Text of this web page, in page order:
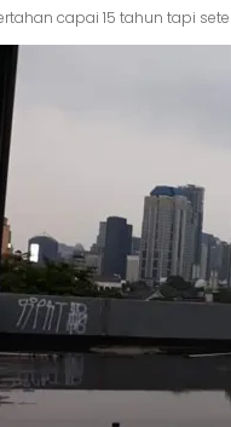
capai 15 tahun tapi